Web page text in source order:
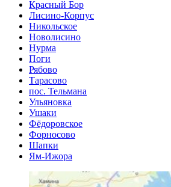
Красный Бор
Лисино-Корпус
Никольское
Новолисино
Нурма
Поги
Рябово
Тарасово
пос. Тельмана
Ульяновка
Ушаки
Фёдоровское
Форносово
Шапки
Ям-Ижора